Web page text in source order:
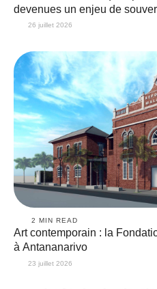
devenues un enjeu de
26 juillet 2026
2 MIN READ
Art contemporain : la
à Antananarivo
23 juillet 2026